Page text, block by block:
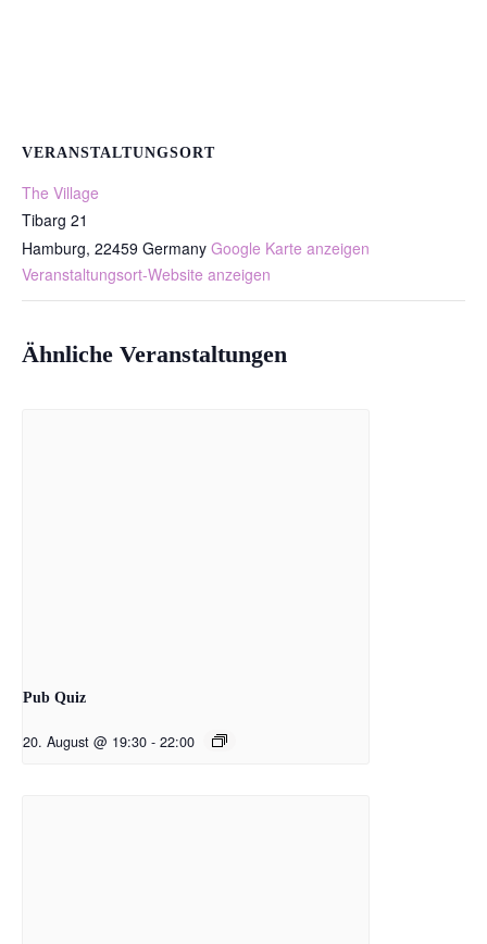
VERANSTALTUNGSORT
The Village
Tibarg 21
Hamburg, 22459 Germany Google Karte anzeigen
Veranstaltungsort-Website anzeigen
Ähnliche Veranstaltungen
Pub Quiz
20. August @ 19:30 - 22:00